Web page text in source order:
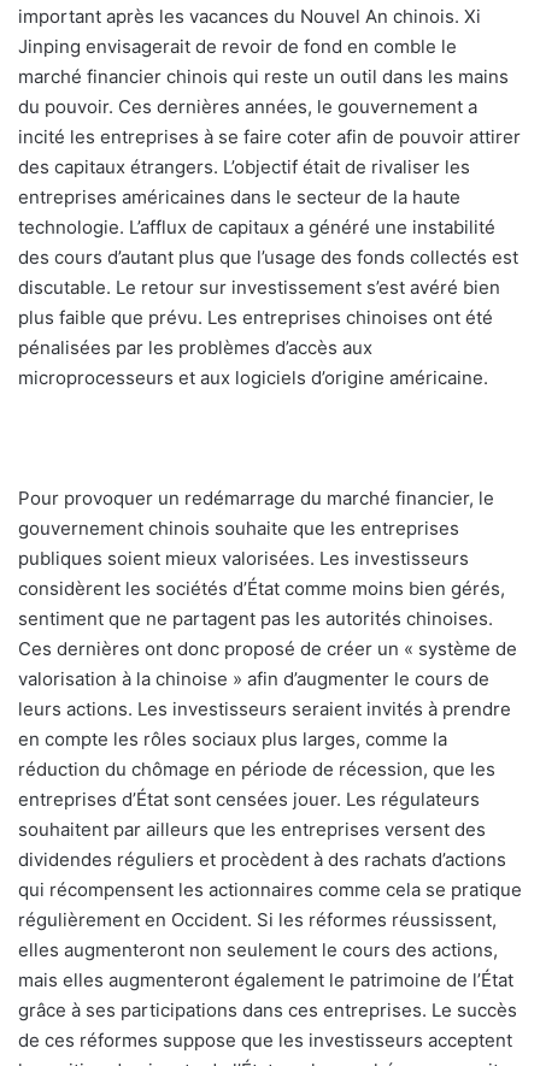
important après les vacances du Nouvel An chinois. Xi
Jinping envisagerait de revoir de fond en comble le
marché financier chinois qui reste un outil dans les mains
du pouvoir. Ces dernières années, le gouvernement a
incité les entreprises à se faire coter afin de pouvoir attirer
des capitaux étrangers. L’objectif était de rivaliser les
entreprises américaines dans le secteur de la haute
technologie. L’afflux de capitaux a généré une instabilité
des cours d’autant plus que l’usage des fonds collectés est
discutable. Le retour sur investissement s’est avéré bien
plus faible que prévu. Les entreprises chinoises ont été
pénalisées par les problèmes d’accès aux
microprocesseurs et aux logiciels d’origine américaine.
Pour provoquer un redémarrage du marché financier, le
gouvernement chinois souhaite que les entreprises
publiques soient mieux valorisées. Les investisseurs
considèrent les sociétés d’État comme moins bien gérés,
sentiment que ne partagent pas les autorités chinoises.
Ces dernières ont donc proposé de créer un « système de
valorisation à la chinoise » afin d’augmenter le cours de
leurs actions. Les investisseurs seraient invités à prendre
en compte les rôles sociaux plus larges, comme la
réduction du chômage en période de récession, que les
entreprises d’État sont censées jouer. Les régulateurs
souhaitent par ailleurs que les entreprises versent des
dividendes réguliers et procèdent à des rachats d’actions
qui récompensent les actionnaires comme cela se pratique
régulièrement en Occident. Si les réformes réussissent,
elles augmenteront non seulement le cours des actions,
mais elles augmenteront également le patrimoine de l’État
grâce à ses participations dans ces entreprises. Le succès
de ces réformes suppose que les investisseurs acceptent